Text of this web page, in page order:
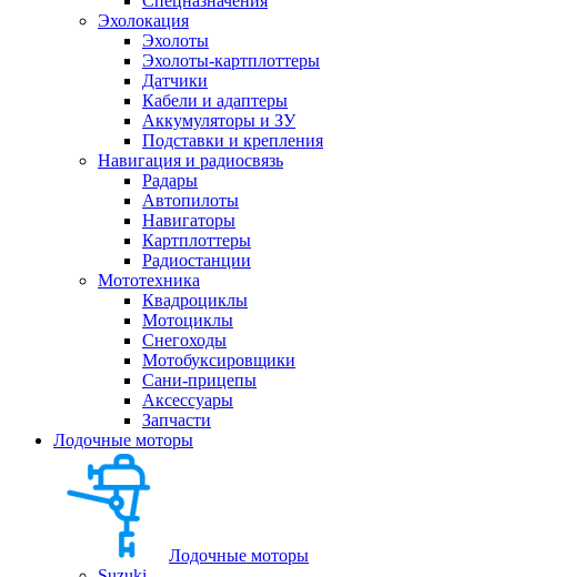
Эхолокация
Эхолоты
Эхолоты-картплоттеры
Датчики
Кабели и адаптеры
Аккумуляторы и ЗУ
Подставки и крепления
Навигация и радиосвязь
Радары
Автопилоты
Навигаторы
Картплоттеры
Радиостанции
Мототехника
Квадроциклы
Мотоциклы
Снегоходы
Мотобуксировщики
Сани-прицепы
Аксессуары
Запчасти
Лодочные моторы
Лодочные моторы